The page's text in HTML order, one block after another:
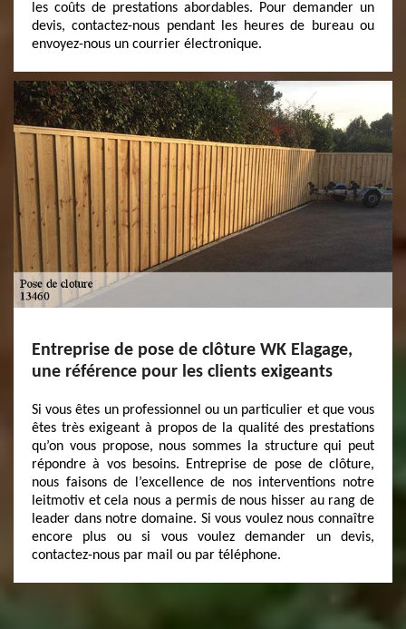
les coûts de prestations abordables. Pour demander un
devis, contactez-nous pendant les heures de bureau ou
envoyez-nous un courrier électronique.
Entreprise de pose de clôture WK Elagage,
une référence pour les clients exigeants
Si vous êtes un professionnel ou un particulier et que vous
êtes très exigeant à propos de la qualité des prestations
qu’on vous propose, nous sommes la structure qui peut
répondre à vos besoins. Entreprise de pose de clôture,
nous faisons de l’excellence de nos interventions notre
leitmotiv et cela nous a permis de nous hisser au rang de
leader dans notre domaine. Si vous voulez nous connaître
encore plus ou si vous voulez demander un devis,
contactez-nous par mail ou par téléphone.